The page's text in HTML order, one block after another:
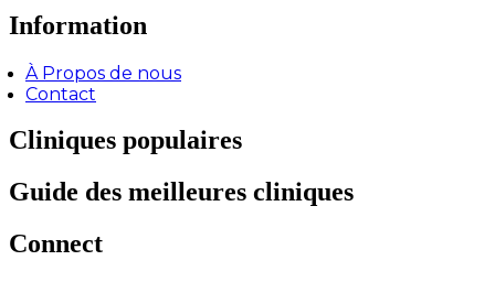
Information
À Propos de nous
Contact
Cliniques populaires
Guide des meilleures cliniques
Connect